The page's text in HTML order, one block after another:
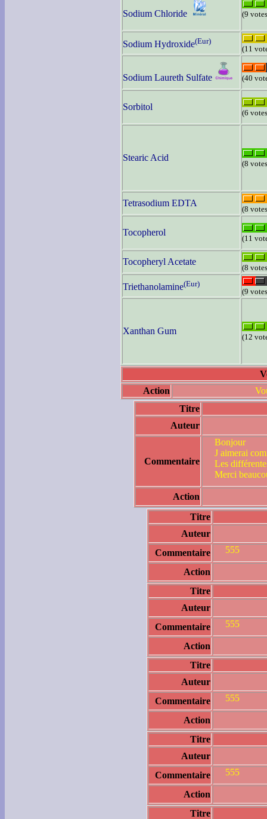
Sodium Chloride (9
Sodium Hydroxide(Eur)
(11
Sodium Laureth Sulfate (40
Sorbitol
(6
Stearic Acid
(8
Tetrasodium EDTA
(8
Tocopherol
(11
Tocopheryl Acetate
(8
Triethanolamine(Eur)
(9
Xanthan Gum
(12
Action
Titre
Auteur
Commentaire
Bonjour
J aimerai
Les
Merci
Action
Titre
Auteur
Commentaire
555
Action
Titre
Auteur
Commentaire
555
Action
Titre
Auteur
Commentaire
555
Action
Titre
Auteur
Commentaire
555
Action
Titre